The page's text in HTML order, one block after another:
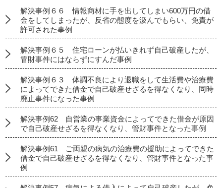
解決事例６６ 情報商材に手を出してしまい600万円の借
金をしてしまったが、反省の態度を汲んでもらい、免責が
許可された事例
解決事例６５ 住宅ローンが払いきれず自己破産したが、
管財事件にはならずにすんだ事例
解決事例６３ 体調不良により退職をして生活費や治療費
によってできた借金で自己破産せざるを得なくなり、同時
廃止事件になった事例
解決事例62 自営業の事業資金によってできた借金が原因
で自己破産せざるを得なくなり、管財事件となった事例
解決事例61 ご両親の病気の治療費の援助によってできた
借金で自己破産せざるを得なくなり、管財事件となった事
例